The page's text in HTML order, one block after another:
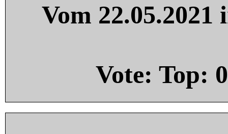
Vom
Vote: Top: 0